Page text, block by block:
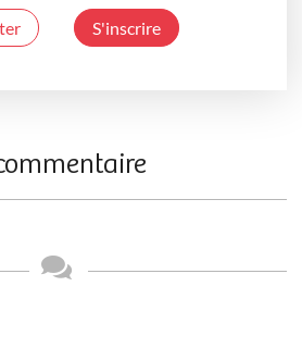
S'inscrire